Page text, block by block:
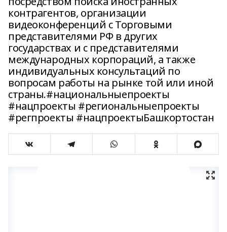
контрагентов, организации
видеоконференций с Торговыми
представителями РФ в других
государствах и с представителями
международных корпораций, а также
индивидуальных консультаций по
вопросам работы на рынке той или иной
страны.#национальныепроекты
#нацпроекты #региональныепроекты
#регпроекты #нацпроектыБашкортостан